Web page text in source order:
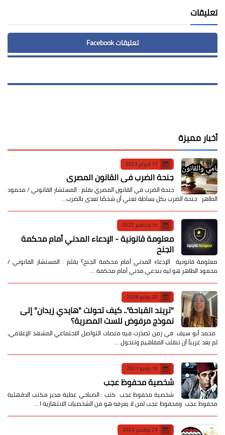
تعليقات
تعليقات Facebook
أخبار مميزة
17 فبراير 2023
جنحة الضرب في القانون المصري
جنحة الضرب في القانون المصري بقلم : المستشار القانوني / محمود
الطاهر جنحة الضرب بكل بساطة تعني أن شخصًا تعدى بالضرب…
14 سبتمبر 2022
معلومة قانونية - الإدعاء المدني أمام محكمة
الجنح
معلومة قانونية الإدعاء المدني أمام محكمة الجنح؟ بقلم : المستشار القانوني /
محمود الطاهر هو ليه بندعي مدني أمام محكمة …
25 يوليو 2026
​"تريند القباحة".. كيف تحولت "هايدي زيدان" إلى
نموذج مرفوض للست المصرية؟
​ محمد أبو سيف ​في زمن تصدّرت فيه منصات التواصل الاجتماعي المشهد الإعلامي،
لم يعد غريباً أن تنقلب المفاهيم وتتحول …
10 يونيو 2021
شخصية محفوظ عجب
شخصية محفوظ عجب كتب : الصباحي عطية مدير مكتب الدقهلية
محفوظ عجب ومحفوظ عجب لمن لا يعرفه هو من الشخصيات الانتهازية ا…
23 نوفمبر 2022